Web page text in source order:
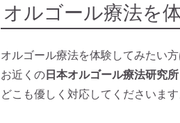
オルゴール療法を
オルゴール療法を体験してみたい方
お近くの日本オルゴール療法研究所
どこも優しく対応してくださいま